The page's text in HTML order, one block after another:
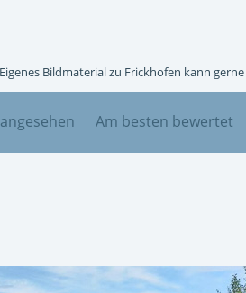
Bildmaterial zu Frickhofen kann
Am besten bewertet